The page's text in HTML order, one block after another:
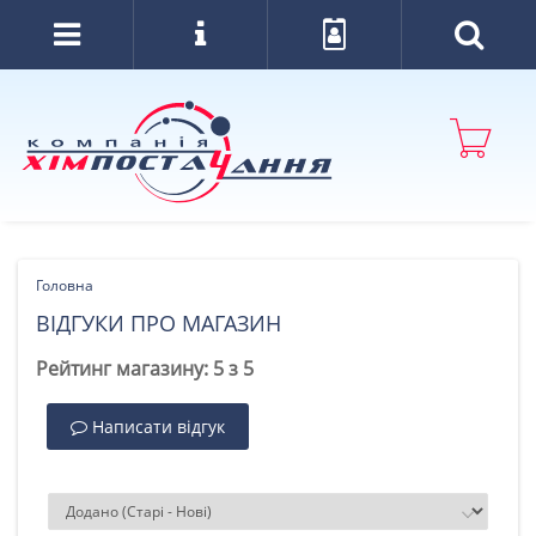
Головна
ВІДГУКИ ПРО МАГАЗИН
Рейтинг магазину: 5з 5
Написати відгук